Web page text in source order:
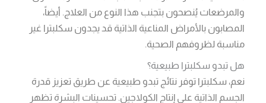
والمرضعات يُنصحون بتجنب هذا النوع من العلاج. أيضاً،
المصابون بالأمراض المناعية الذاتية قد يجدون سكلبترا غير
مناسبة لظروفهم الصحية.
هل تبدو سكلبترا طبيعية؟
نعم، سكلبترا توفر نتائج تبدو طبيعية عن طريق تعزيز قدرة
الجسم الذاتية على إنتاج الكولاجين. تحسينات البشرة تظهر